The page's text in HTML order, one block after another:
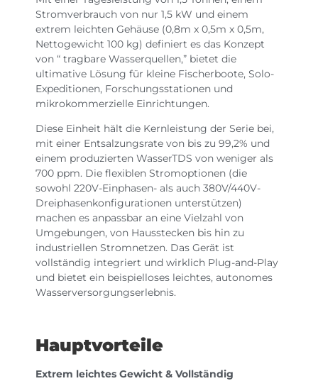
Stromverbrauch von nur 1,5 kW und einem
extrem leichten Gehäuse (0,8m x 0,5m x 0,5m,
Nettogewicht 100 kg) definiert es das Konzept
von “ tragbare Wasserquellen,” bietet die
ultimative Lösung für kleine Fischerboote, Solo-
Expeditionen, Forschungsstationen und
mikrokommerzielle Einrichtungen.
Diese Einheit hält die Kernleistung der Serie bei,
mit einer Entsalzungsrate von bis zu 99,2% und
einem produzierten WasserTDS von weniger als
700 ppm. Die flexiblen Stromoptionen (die
sowohl 220V-Einphasen- als auch 380V/440V-
Dreiphasenkonfigurationen unterstützen)
machen es anpassbar an eine Vielzahl von
Umgebungen, von Hausstecken bis hin zu
industriellen Stromnetzen. Das Gerät ist
vollständig integriert und wirklich Plug-and-Play
und bietet ein beispielloses leichtes, autonomes
Wasserversorgungserlebnis.
Hauptvorteile
Extrem leichtes Gewicht & Vollständig